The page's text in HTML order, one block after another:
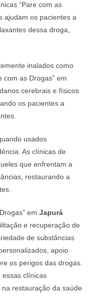
“Pare com as
ajudam os pacientes a
dessa droga,
inalados como
com as Drogas” em
cerebrais e físicos
os pacientes a
usados
As clínicas de
que enfrentam a
restaurando a
em Japurá
e recuperação de
de substâncias
apoio
os perigos das drogas.
essas clínicas
restauração da saúde